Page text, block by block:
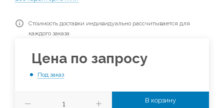
Стоимость доставки индивидуально рассчитывается для
каждого заказа
Цена по запросу
Под заказ
В корзину